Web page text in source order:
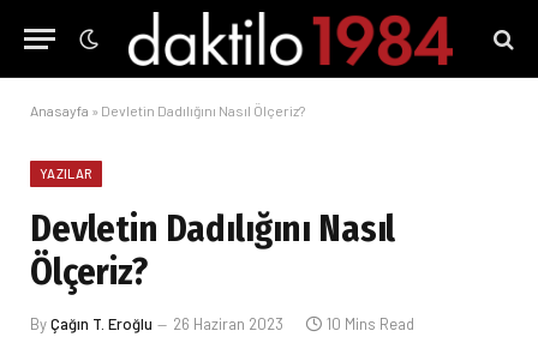
Anasayfa » Devletin Dadılığını Nasıl Ölçeriz?
YAZILAR
Devletin Dadılığını Nasıl
Ölçeriz?
ByÇağın T. Eroğlu 26 Haziran 2023 10 Mins Read